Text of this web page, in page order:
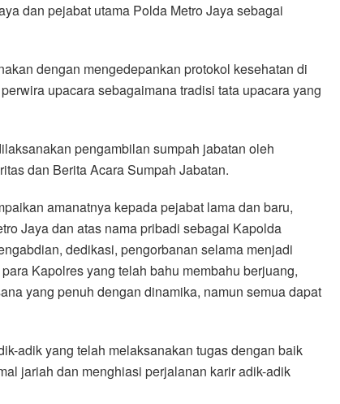
dan pejabat utama Polda Metro Jaya sebagai
dengan mengedepankan protokol kesehatan di
upacara sebagaimana tradisi tata upacara yang
pengambilan sumpah jabatan oleh
dan Berita Acara Sumpah Jabatan.
amanatnya kepada pejabat lama dan baru,
Jaya dan atas nama pribadi sebagai Kapolda
dedikasi, pengorbanan selama menjadi
Kapolres yang telah bahu membahu berjuang,
yang penuh dengan dinamika, namun semua dapat
adik yang telah melaksanakan tugas dengan baik
jariah dan menghiasi perjalanan karir adik-adik